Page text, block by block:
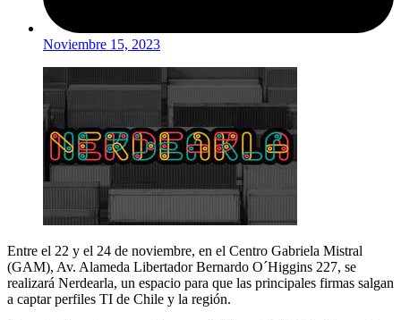
Noviembre 15, 2023
Entre el 22 y el 24 de noviembre, en el Centro Gabriela Mistral
(GAM), Av. Alameda Libertador Bernardo O´Higgins 227, se
realizará Nerdearla, un espacio para que las principales firmas salgan
a captar perfiles TI de Chile y la región.